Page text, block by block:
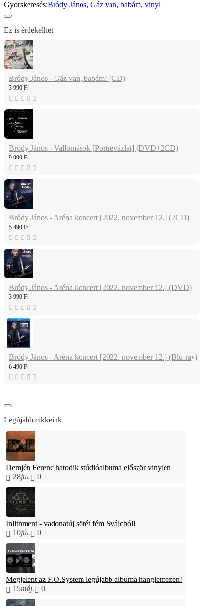
Gyorskeresés:Bródy János, Gáz van, babám, vinyl
Ez is érdekelhet
Bródy János - Gáz van, babám! (CD)
3 990 Ft
Bródy János - Vallomások [Portrévázlat] (DVD+2CD)
9 990 Ft
Bródy János - Aréna koncert [2022. november 12.] (2CD)
5 490 Ft
Bródy János - Aréna koncert [2022. november 12.] (DVD)
3 990 Ft
Bródy János - Aréna koncert [2022. november 12.] (Blu-ray)
6 490 Ft
Legújabb cikkeink
Demjén Ferenc hatodik stúdióalbuma először vinylen
28júl. 0
Inlitnment - vadonatúj sötét fém Svájcból!
10júl. 0
Megjelent az F.O.System legújabb albuma hanglemezen!
15máj. 0